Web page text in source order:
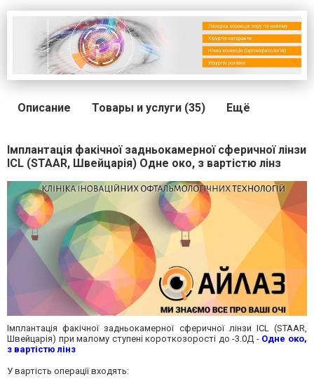
Описание Товары и услуги (35) Ещё
Імплантація факічної задньокамерної сферичної лінзи
ICL (STAAR, Швейцарія) Одне око, з вартістю лінз
Імплантація факічної задньокамерної сферичної лінзи ICL (STAAR,
Швейцарія) при малому ступені короткозорості до -3.0Д - Одне око,
з вартістю лінз
У вартість операції входять: